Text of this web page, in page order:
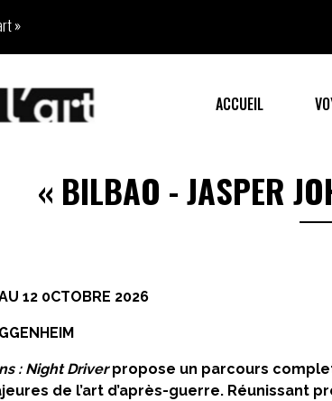
»
ACCUEIL
« BILBAO - JASPER
12 0CTOBRE 2026
: Night Driverpropose un parcours
de l’art d’après-guerre. Réunissant